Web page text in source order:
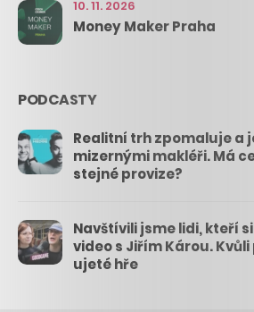
10. 11. 2026
Money Maker Praha
PODCASTY
Realitní trh zpomaluje a
mizernými makléři. Má
stejné provize?
Navštívili jsme lidi, kteří
video s Jiřím Károu.
ujeté hře